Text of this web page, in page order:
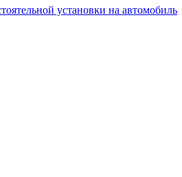
установки на автомобиль